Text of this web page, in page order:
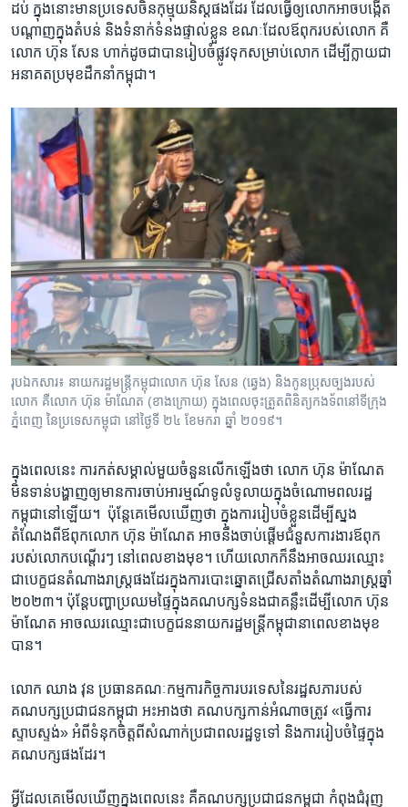
ដប់​ ក្នុង​នោះ​មាន​ប្រទេស​ចិន​កុម្មុយនិស្ត​ផង​ដែរ​ ​ដែល​ធ្វើ​ឲ្យ​លោក​អាច​បង្កើត​
បណ្តាញ​ក្នុង​តំបន់​ និង​ទំនាក់​ទំនង​ផ្ទាល់​ខ្លួន​ ខណៈ​ដែល​ឪពុក​របស់​លោក​ គឺ​
លោក ​ហ៊ុន សែន ​ហាក់​ដូចជា​បាន​រៀប​ចំ​ផ្លូវ​ទុក​សម្រាប់​លោក​ ដើម្បី​ក្លាយ​ជា​
អនាគត​ប្រមុខ​ដឹកនាំ​កម្ពុជា។​
រុបឯកសារ៖ នាយក​រដ្ឋមន្រ្តី​កម្ពុជា​លោក ហ៊ុន សែន (ឆ្វេង) និង​កូនប្រុស​ច្បង​របស់​
លោក គឺ​លោក ហ៊ុន ម៉ាណែត (ខាងក្រោយ) ក្នុង​ពេល​ចុះ​ត្រួត​ពិនិត្យ​កងទ័ព​នៅ​ទីក្រុង​
ភ្នំពេញ នៃ​ប្រទេស​កម្ពុជា នៅ​ថ្ងៃទី ២៤ ខែមករា ឆ្នាំ ២០១៩។
ក្នុង​ពេល​នេះ​ ការ​កត់​សម្គាល់​មួយ​ចំនួន​លើក​ឡើង​ថា​ លោក​ ហ៊ុន ម៉ាណែត ​
មិន​ទាន់​បង្ហាញ​ឲ្យ​មាន​ការ​ចាប់​អារម្មណ៍​ទូលំទូលាយ​ក្នុង​ចំណោម​ពលរដ្ឋ​
កម្ពុជា​នៅ​ឡើយ។ ​ ប៉ុន្តែ​គេ​មើល​ឃើញ​ថា​ ក្នុង​ការរៀបចំ​ខ្លួន​ដើម្បី​ស្នង​
តំណែង​ពី​ឪពុក​លោក ​ហ៊ុន ម៉ាណែត​ អាច​នឹង​ចាប់​ផ្តើម​ជំនួស​ការ​ងារ​ឪពុក​
របស់​លោក​បណ្តើរៗ​ នៅពេល​ខាង​មុខ។​ ហើយ​លោក​ក៏​នឹង​អាច​ឈរ​ឈ្មោះ​
ជា​បេក្ខជន​តំណាង​រាស្ត្រ​ផង​ដែរ​ក្នុង​ការ​បោះឆ្នោត​ជ្រើស​តាំង​តំណាង​រាស្រ្ត​ឆ្នាំ​
២០២៣។​ ប៉ុន្តែ​បញ្ហា​ប្រឈម​ផ្ទៃ​ក្នុង​គណបក្ស​ទំនង​ជា​គន្លឹះ​ដើម្បី​លោក​ ហ៊ុន
ម៉ាណែត ​អាច​ឈរ​ឈ្មោះ​ជា​បេក្ខជន​នាយក​រដ្ឋ​មន្ត្រី​កម្ពុជា​នា​ពេល​ខាង​មុខ​
បាន។​
លោក​ ឈាង វុន ​ប្រធាន​គណៈកម្មការ​កិច្ច​ការ​បរទេស​នៃ​រដ្ឋ​សភា​របស់​
គណបក្ស​ប្រជាជន​កម្ពុជា​ អះអាង​ថា​ គណ​បក្ស​កាន់​អំណាច​ត្រូវ ​«ធ្វើ​ការ​
ស្ទាបស្ទង់»​ អំពី​ទំនុក​ចិត្ត​ពី​សំណាក់​ប្រជា​ពលរដ្ឋ​ទូទៅ​ និង​ការ​រៀបចំ​ផ្ទៃក្នុង​
គណបក្ស​ផង​ដែរ។​
អ្វី​ដែល​គេ​មើល​ឃើញក្នុង​ពេល​នេះ ​គឺ​គណបក្ស​ប្រជាជន​កម្ពុជា ​កំពុង​ជំរុញ​